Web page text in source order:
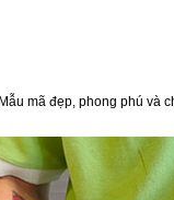
mã đẹp, phong phú và